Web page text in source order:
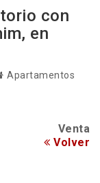
con
en
Apartamentos
Venta
Volver